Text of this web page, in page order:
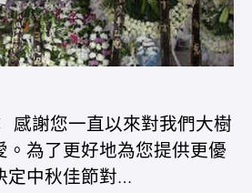
感謝您一直以來對我們大樹
。為了更好地為您提供更優
定中秋佳節對…